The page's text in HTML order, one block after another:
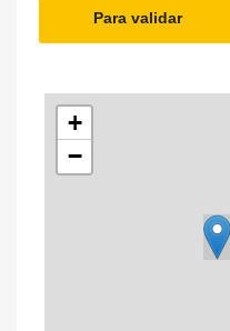
Para validar
+
−